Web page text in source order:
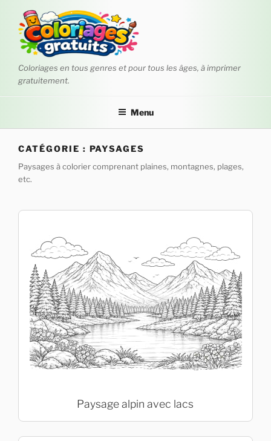
contenu
principal
Coloriages en tous genres et pour tous les âges, à imprimer
gratuitement.
Menu
CATÉGORIE : PAYSAGES
Paysages à colorier comprenant plaines, montagnes, plages,
etc.
Paysage alpin avec lacs